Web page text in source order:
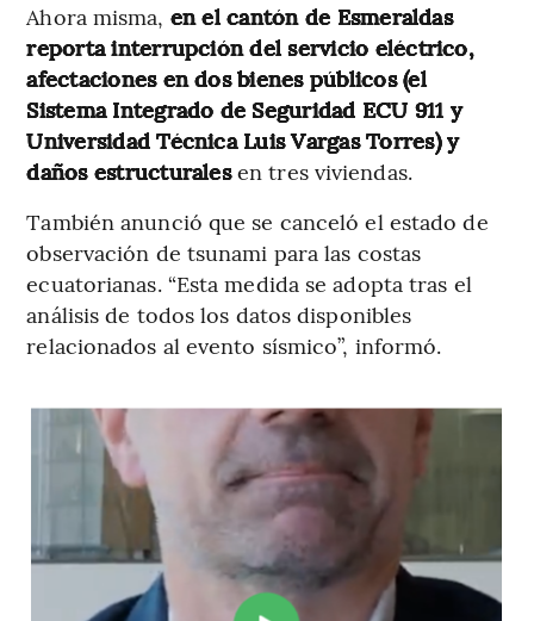
Ahora misma, en el cantón de Esmeraldas
reporta interrupción del servicio eléctrico,
afectaciones en dos bienes públicos (el
Sistema Integrado de Seguridad ECU 911 y
Universidad Técnica Luis Vargas Torres) y
daños estructuralesen tres viviendas.
También anunció que se canceló el estado de
observación de tsunami para las costas
ecuatorianas. “Esta medida se adopta tras el
análisis de todos los datos disponibles
relacionados al evento sísmico”, informó.